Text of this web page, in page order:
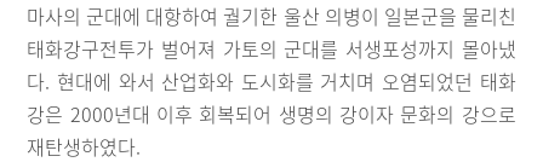
마사의 군대에 대항하여 궐기한 울산 의병이 일본군을 물리친
태화강구전투가 벌어져 가토의 군대를 서생포성까지 몰아냈
다. 현대에 와서 산업화와 도시화를 거치며 오염되었던 태화
강은 2000년대 이후 회복되어 생명의 강이자 문화의 강으로
재탄생하였다.